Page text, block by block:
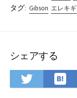
タグ: Gibson エレキ
シェアする
で
は